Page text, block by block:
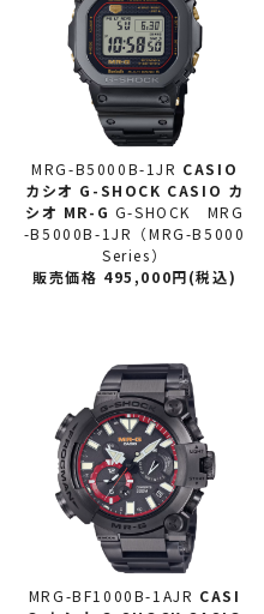
MRG-B5000B-1JR CASIO
カシオ G-SHOCK CASIO カ
シオ MR-G G-SHOCK MRG
-B5000B-1JR（MRG-B5000
Series）
販売価格 495,000円(税込)
MRG-BF1000B-1AJR CASI